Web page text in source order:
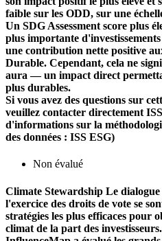
faible sur les ODD, sur une
Un SDG Assessment score plus
plus importante
une contribution nette positive
Durable. Cependant, cela ne
aura — un impact direct
plus durables.
Si vous avez des questions sur
veuillez contacter directement
d'informations sur la
des données : ISS ESG)
Non évalué
Climate Stewardship Le
l'exercice des droits de vote se
stratégies les plus efficaces pour
climat de la part des